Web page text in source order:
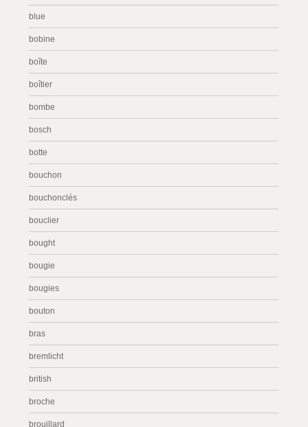
blue
bobine
boîte
boîtier
bombe
bosch
botte
bouchon
bouchonclés
bouclier
bought
bougie
bougies
bouton
bras
bremlicht
british
broche
brouillard